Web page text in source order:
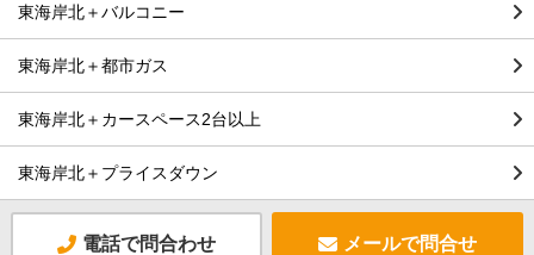
東海岸北＋バルコニー
東海岸北＋都市ガス
東海岸北＋カースペース2台以上
東海岸北＋プライスダウン
電話で問合わせ メールで問合せ